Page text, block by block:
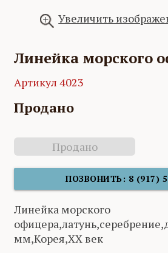
Увеличить
Линейка морского
Артикул 4023
Продано
Продано
ПОЗВОНИТЬ: 8 (917)
Линейка морского
мм,Корея,XX век